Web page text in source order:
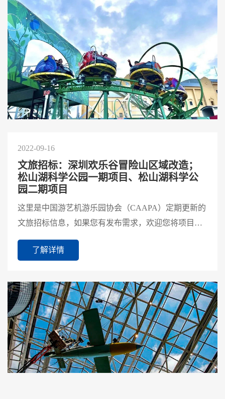
2022-09-16
文旅招标：深圳欢乐谷冒险山区域改造；
松山湖科学公园一期项目、松山湖科学公
园二期项目
这里是中国游艺机游乐园协会（CAAPA）定期更新的
文旅招标信息，如果您有发布需求，欢迎您将项目招
标信息发送至CAAPA宣传部微信（18810272514）进
行投稿。点此了...
了解详情